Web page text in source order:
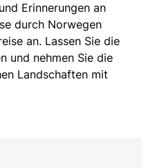
Erinnerungen an
durch Norwegen
an. Lassen Sie die
und nehmen Sie die
Landschaften mit